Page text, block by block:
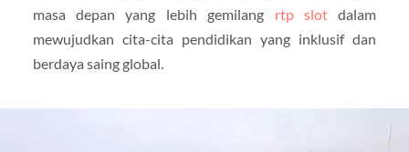
masa depan yang lebih gemilang rtp slotdalam
mewujudkan cita-cita pendidikan yang inklusif dan
berdaya saing global.